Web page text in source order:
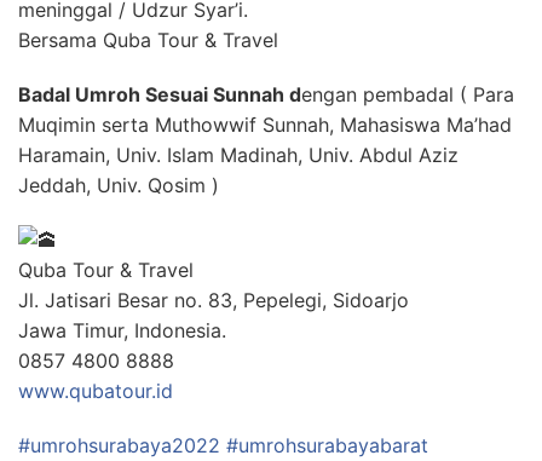
meninggal / Udzur Syar’i.
Bersama Quba Tour & Travel
Badal Umroh Sesuai Sunnah dengan pembadal ( Para
Muqimin serta Muthowwif Sunnah, Mahasiswa Ma’had
Haramain, Univ. Islam Madinah, Univ. Abdul Aziz
Jeddah, Univ. Qosim )
Quba Tour & Travel
Jl. Jatisari Besar no. 83, Pepelegi, Sidoarjo
Jawa Timur, Indonesia.
0857 4800 8888
www.qubatour.id
#umrohsurabaya2022 #umrohsurabayabarat